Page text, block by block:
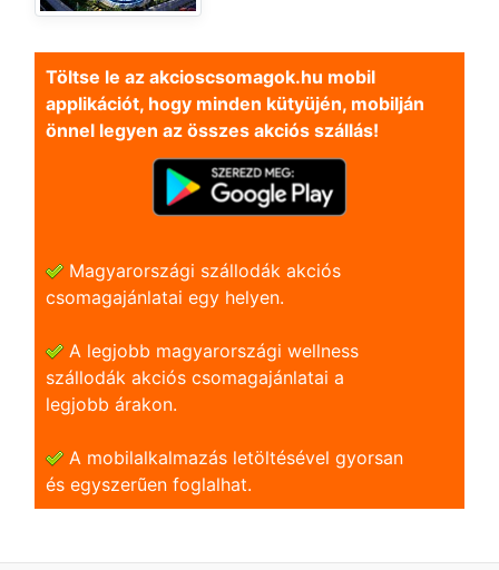
Töltse le az akcioscsomagok.hu mobil
applikációt, hogy minden kütyüjén, mobilján
önnel legyen az összes akciós szállás!
Magyarországi szállodák akciós
csomagajánlatai egy helyen.
A legjobb magyarországi wellness
szállodák akciós csomagajánlatai a
legjobb árakon.
A mobilalkalmazás letöltésével gyorsan
és egyszerũen foglalhat.